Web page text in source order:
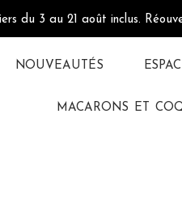
du 3 au 21 août inclus.
NOUVEAUTÉS
MACARONS ET